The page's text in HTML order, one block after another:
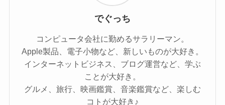
でぐっち
コンピュータ会社に勤めるサラリーマン。
Apple製品、電子小物など、新しいものが大好き。
インターネットビジネス、ブログ運営など、学ぶ
ことが大好き。
グルメ、旅行、映画鑑賞、音楽鑑賞など、楽しむ
コトが大好き♪